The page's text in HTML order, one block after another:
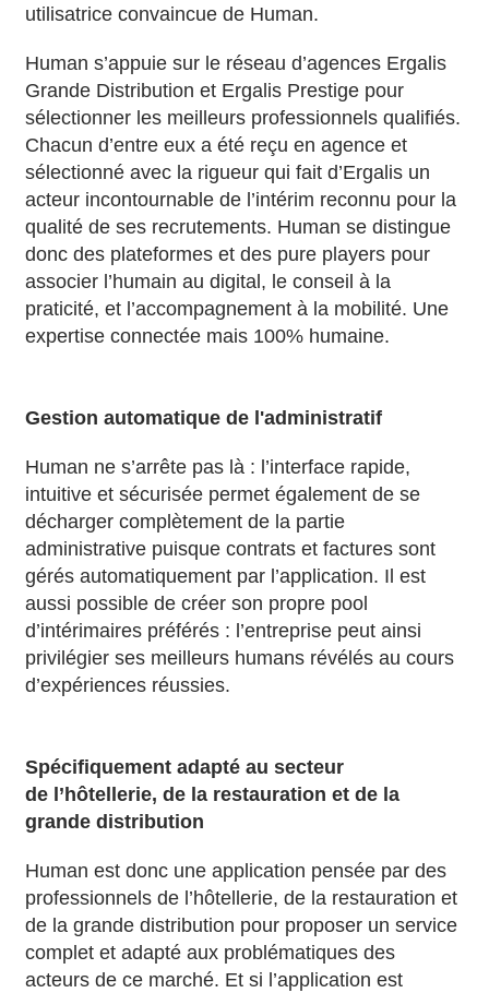
utilisatrice convaincue de Human.
Human s’appuie sur le réseau d’agences Ergalis
Grande Distribution et Ergalis Prestige pour
sélectionner les meilleurs professionnels qualifiés.
Chacun d’entre eux a été reçu en agence et
sélectionné avec la rigueur qui fait d’Ergalis un
acteur incontournable de l’intérim reconnu pour la
qualité de ses recrutements. Human se distingue
donc des plateformes et des pure players pour
associer l’humain au digital, le conseil à la
praticité, et l’accompagnement à la mobilité. Une
expertise connectée mais 100% humaine.
Gestion automatique de l'administratif
Human ne s’arrête pas là : l’interface rapide,
intuitive et sécurisée permet également de se
décharger complètement de la partie
administrative puisque contrats et factures sont
gérés automatiquement par l’application. Il est
aussi possible de créer son propre pool
d’intérimaires préférés : l’entreprise peut ainsi
privilégier ses meilleurs humans révélés au cours
d’expériences réussies.
Spécifiquement adapté au secteur
de l’hôtellerie, de la restauration et de la
grande distribution
Human est donc une application pensée par des
professionnels de l’hôtellerie, de la restauration et
de la grande distribution pour proposer un service
complet et adapté aux problématiques des
acteurs de ce marché. Et si l’application est